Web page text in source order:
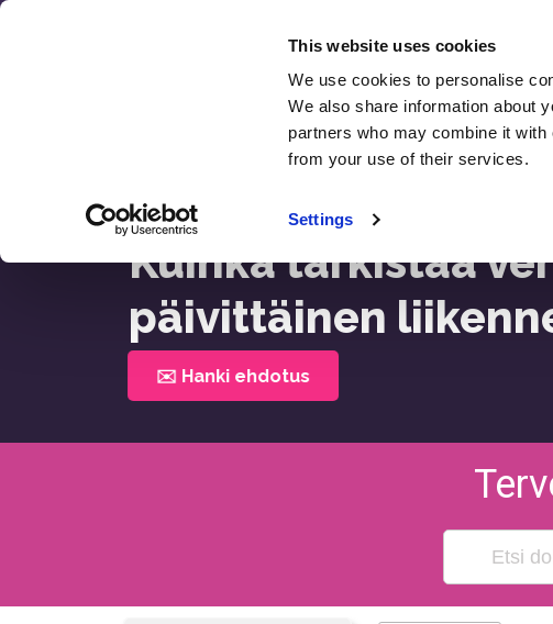
This website uses cookies
We use cookies to personalise
We also share information about
partners who may combine it with
from your use of their services.
Settings
Siirry
SEO
Etusivu > Kuinka Tarkistaa Verkkosivuston Päivittäinen
Kuinka tarkistaa
päivittäinen
✉️ Hanki ehdotus